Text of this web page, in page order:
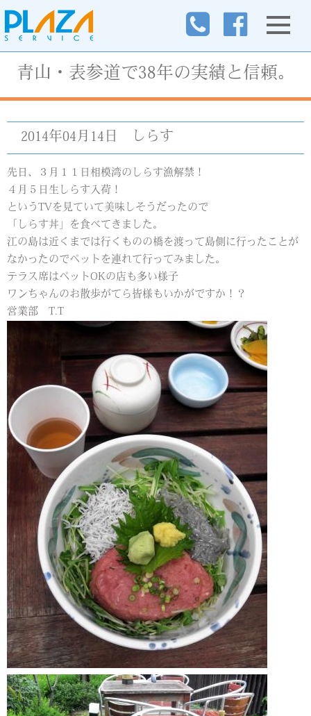
青山・表参道で38年の実績と信頼。
2014年04月14日 しらす
先日、３月１１日相模湾のしらす漁解禁！
４月５日生しらす入荷！
というTVを見ていて美味しそうだったので
「しらす丼」を食べてきました。
江の島は近くまでは行くものの橋を渡って島側に行ったことが
なかったのでペットを連れて行ってみました。
テラス席はペットOKの店も多い様子
ワンちゃんのお散歩がてら皆様もいかがですか！？
営業部 T.T